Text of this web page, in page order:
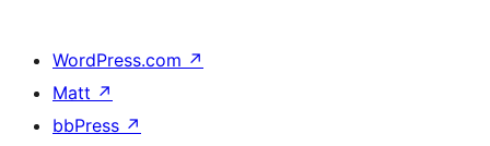
WordPress.com ↗
Matt ↗
bbPress ↗